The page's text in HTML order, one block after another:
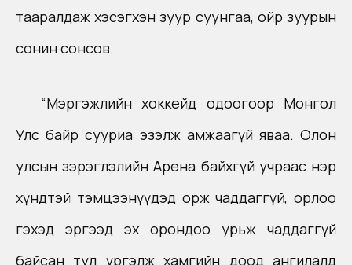
тааралдаж хэсэгхэн зуур суунгаа, ойр зуурын
сонин сонсов.
“Мэргэжлийн хоккейд одоогоор Монгол
Улс байр сууриа эзэлж амжаагүй яваа. Олон
улсын зэрэглэлийн Арена байхгүй учраас нэр
хүндтэй тэмцээнүүдэд орж чаддаггүй, орлоо
гэхэд эргээд эх орондоо урьж чаддаггүй
байсан тул үргэлж хамгийн доод ангилалд